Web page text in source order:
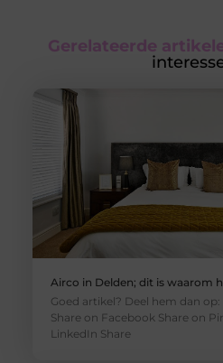
Gerelateerde
Airco in Delden; dit is waarom
Goed artikel? Deel hem dan
Share on Facebook Share on
LinkedIn Share